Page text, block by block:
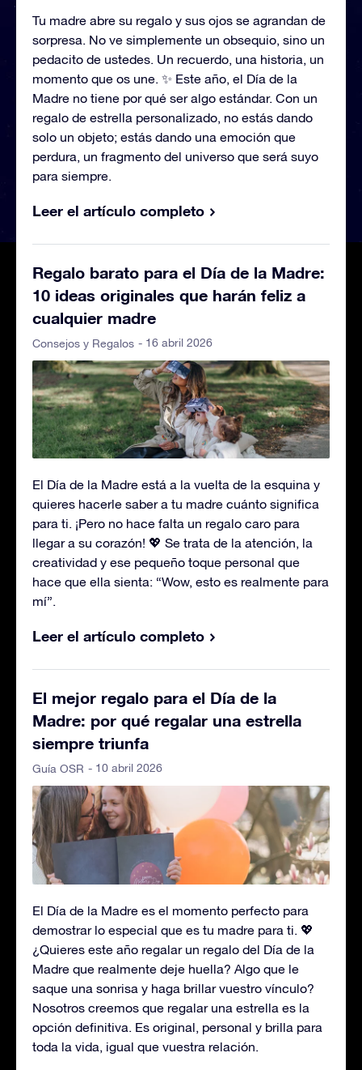
Tu madre abre su regalo y sus ojos se agrandan de
sorpresa. No ve simplemente un obsequio, sino un
pedacito de ustedes. Un recuerdo, una historia, un
momento que os une. ✨ Este año, el Día de la
Madre no tiene por qué ser algo estándar. Con un
regalo de estrella personalizado, no estás dando
solo un objeto; estás dando una emoción que
perdura, un fragmento del universo que será suyo
para siempre.
Leer el artículo completo
Regalo barato para el Día de la Madre:
10 ideas originales que harán feliz a
cualquier madre
Consejos y Regalos - 16 abril 2026
El Día de la Madre está a la vuelta de la esquina y
quieres hacerle saber a tu madre cuánto significa
para ti. ¡Pero no hace falta un regalo caro para
llegar a su corazón! 💖 Se trata de la atención, la
creatividad y ese pequeño toque personal que
hace que ella sienta: “Wow, esto es realmente para
mí”.
Leer el artículo completo
El mejor regalo para el Día de la
Madre: por qué regalar una estrella
siempre triunfa
Guía OSR - 10 abril 2026
El Día de la Madre es el momento perfecto para
demostrar lo especial que es tu madre para ti. 💖
¿Quieres este año regalar un regalo del Día de la
Madre que realmente deje huella? Algo que le
saque una sonrisa y haga brillar vuestro vínculo?
Nosotros creemos que regalar una estrella es la
opción definitiva. Es original, personal y brilla para
toda la vida, igual que vuestra relación.